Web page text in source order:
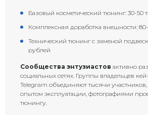
Базовый косметический тюнинг: 30-50
Комплексная доработка внешности:
Технический тюнинг с заменой
рублей
Сообщества энтузиастов активно
социальных сетях. Группы владельцев
Telegram объединяют тысячи участников,
опытом эксплуатации, фотографиями
тюнингу.